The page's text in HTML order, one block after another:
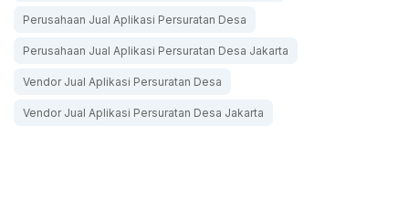
Perusahaan Jual Aplikasi Persuratan Desa
Perusahaan Jual Aplikasi Persuratan Desa Jakarta
Vendor Jual Aplikasi Persuratan Desa
Vendor Jual Aplikasi Persuratan Desa Jakarta